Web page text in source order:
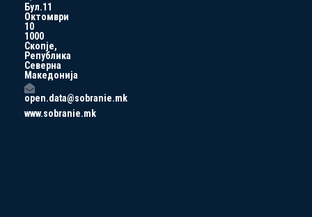
Бул.11
Октомври
10
1000
Скопје,
Република
Северна
Македонија
open.data@sobranie.mk
www.sobranie.mk